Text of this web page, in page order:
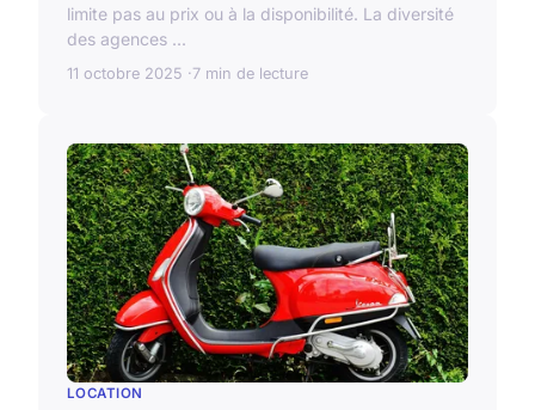
limite pas au prix ou à la disponibilité. La diversité
des agences ...
11 octobre 2025 7 min de lecture
LOCATION